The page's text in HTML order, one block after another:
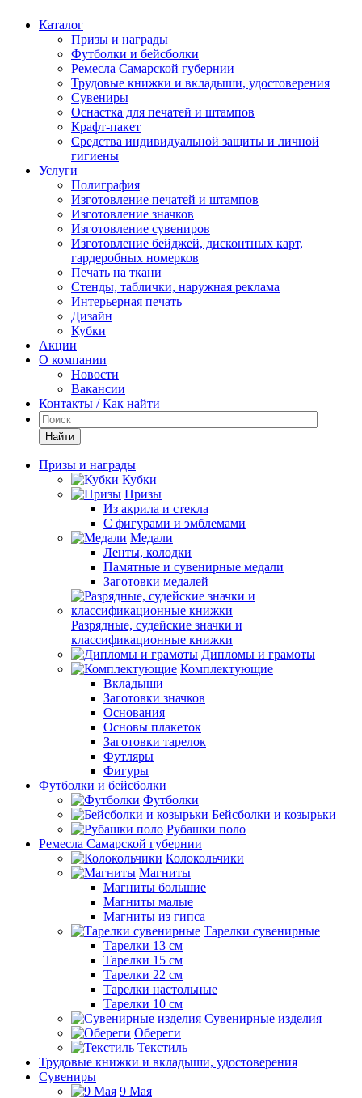
Каталог
Призы и награды
Футболки и бейсболки
Ремесла Самарской губернии
Трудовые книжки и вкладыши, удостоверения
Сувениры
Оснастка для печатей и штампов
Крафт-пакет
Средства индивидуальной защиты и личной
гигиены
Услуги
Полиграфия
Изготовление печатей и штампов
Изготовление значков
Изготовление сувениров
Изготовление бейджей, дисконтных карт,
гардеробных номерков
Печать на ткани
Стенды, таблички, наружная реклама
Интерьерная печать
Дизайн
Кубки
Акции
О компании
Новости
Вакансии
Контакты / Как найти
Найти
Призы и награды
Кубки
Призы
Из акрила и стекла
С фигурами и эмблемами
Медали
Ленты, колодки
Памятные и сувенирные медали
Заготовки медалей
Разрядные, судейские значки и
классификационные книжки
Дипломы и грамоты
Комплектующие
Вкладыши
Заготовки значков
Основания
Основы плакеток
Заготовки тарелок
Футляры
Фигуры
Футболки и бейсболки
Футболки
Бейсболки и козырьки
Рубашки поло
Ремесла Самарской губернии
Колокольчики
Магниты
Магниты большие
Магниты малые
Магниты из гипса
Тарелки сувенирные
Тарелки 13 см
Тарелки 15 см
Тарелки 22 см
Тарелки настольные
Тарелки 10 см
Сувенирные изделия
Обереги
Текстиль
Трудовые книжки и вкладыши, удостоверения
Сувениры
9 Мая